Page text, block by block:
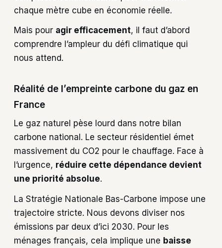
chaque mètre cube en économie réelle.
Mais pour agir efficacement, il faut d’abord
comprendre l’ampleur du défi climatique qui
nous attend.
Réalité de l’empreinte carbone du gaz en
France
Le gaz naturel pèse lourd dans notre bilan
carbone national. Le secteur résidentiel émet
massivement du CO2 pour le chauffage. Face à
l’urgence, réduire cette dépendance devient
une priorité absolue.
La Stratégie Nationale Bas-Carbone impose une
trajectoire stricte. Nous devons diviser nos
émissions par deux d’ici 2030. Pour les
ménages français, cela implique une baisse